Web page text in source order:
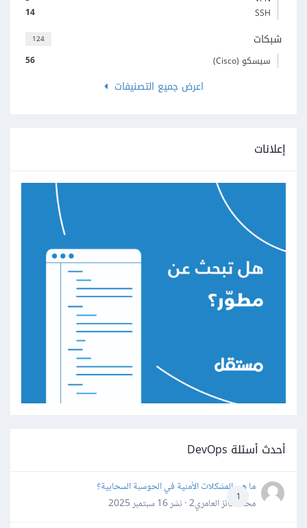
14
SSH
124 شبكات
56 سيسكو (Cisco)
اعرض جميع التصنيفات
إعلانات
أحدث أسئلة DevOps
1
ما هي المشكلات الأمنية في الحوسبة السحابية؟
محمد فائز العامري2 · نشر
16 سبتمبر 2025